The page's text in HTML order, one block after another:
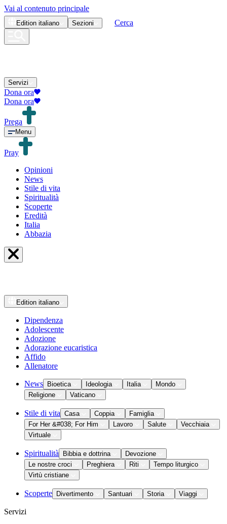
Vai al contenuto principale
Edition italiano Sezioni Cerca
Servizi
Dona ora
Dona ora
Prega
Menu
Pray
Opinioni
News
Stile di vita
Spiritualità
Scoperte
Eredità
Italia
Abbazia
Edition italiano
Dipendenza
Adolescente
Adozione
Adorazione eucaristica
Affido
Allenatore
News Bioetica Ideologia Italia
Mondo
Religione
Vaticano
Stile di vita Casa Coppia
Famiglia
For Her &#038; For Him
Lavoro Salute
Vecchiaia
Virtuale
Spiritualità Bibbia e dottrina
Devozione
Le nostre croci
Preghiera Riti
Tempo liturgico
Virtù cristiane
Scoperte Divertimento Santuari Storia Viaggi
Servizi